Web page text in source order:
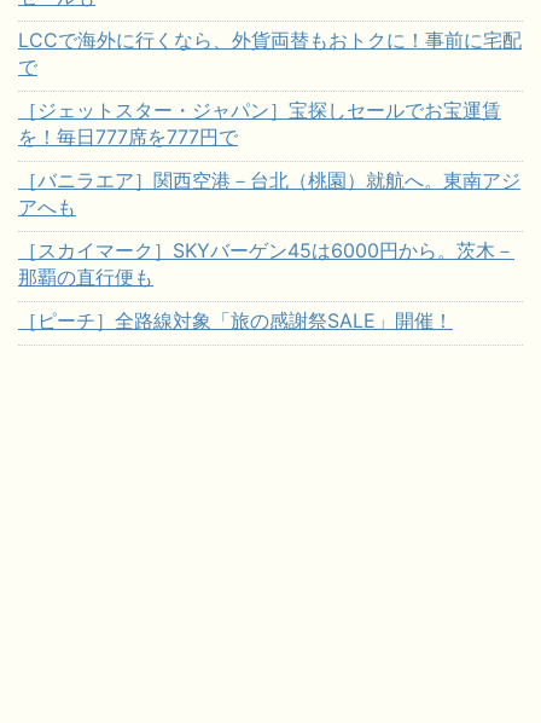
LCCで海外に行くなら、外貨両替もおトクに！事前に宅配
で
［ジェットスター・ジャパン］宝探しセールでお宝運賃
を！毎日777席を777円で
［バニラエア］関西空港－台北（桃園）就航へ。東南アジ
アへも
［スカイマーク］SKYバーゲン45は6000円から。茨木－
那覇の直行便も
［ピーチ］全路線対象「旅の感謝祭SALE」開催！